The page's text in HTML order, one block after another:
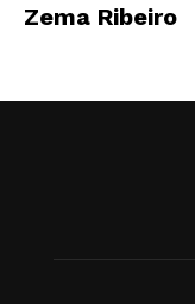
Zema Ribeiro